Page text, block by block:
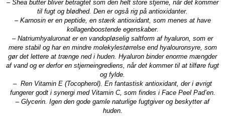
– Shea butter bliver betragtet som den helt store stjerne, når det kommer
til fugt og blødhed. Den er også rig på antioxidanter.
– Karnosin er en peptide, en stærk antioxidant, som menes at have
kollagenboostende egenskaber.
– Natriumhyaluronat er en vandopløselig saltform af hyaluron, som er
mere stabil og har en mindre molekylestørrelse end hyalouronsyre, som
gør det lettere at trænge ned i huden. Hyaluron binder enorme mængder
af vand og er derfor en stjerneingrediens, når det kommer til at tilføre fugt
og fylde.
– Ren Vitamin E (Tocopherol). En fantastisk antioxidant, der i øvrigt
fungerer godt i synergi med Vitamin C, som findes i Face Peel Pad’en.
– Glycerin. Igen den gode gamle naturlige fugtgiver og beskytter af
huden.